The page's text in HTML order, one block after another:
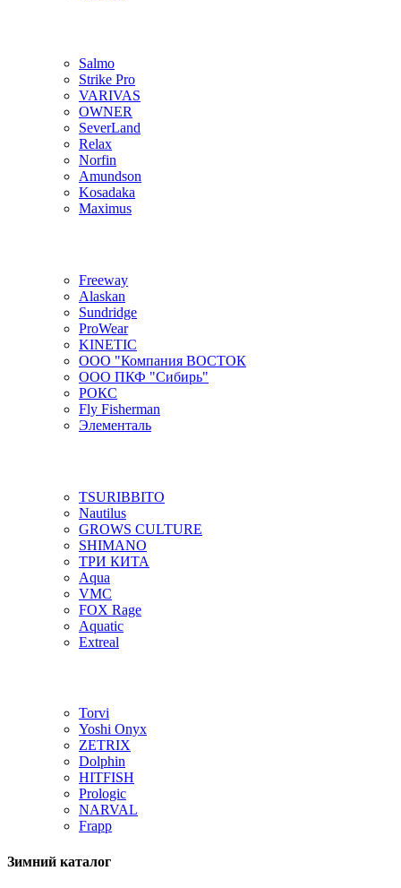
Salmo
Strike Pro
VARIVAS
OWNER
SeverLand
Relax
Norfin
Amundson
Kosadaka
Maximus
Freeway
Alaskan
Sundridge
ProWear
KINETIC
ООО "Компания ВОСТОК
ООО ПКФ "Сибирь"
РОКС
Fly Fisherman
Элементаль
TSURIBBITO
Nautilus
GROWS CULTURE
SHIMANO
ТРИ КИТА
Aqua
VMC
FOX Rage
Aquatic
Extreal
Torvi
Yoshi Onyx
ZETRIX
Dolphin
HITFISH
Prologic
NARVAL
Frapp
Зимний каталог